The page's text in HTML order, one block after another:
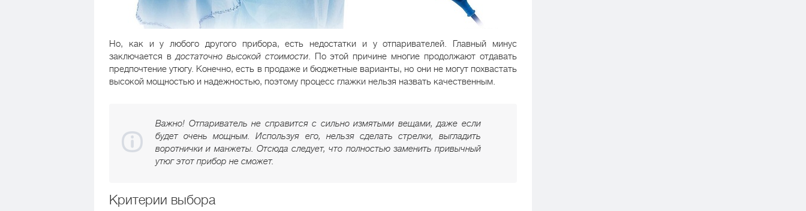
Но, как и у любого другого прибора, есть недостатки и у отпаривателей. Главный минус
заключается в достаточно высокой стоимости. По этой причине многие продолжают отдавать
предпочтение утюгу. Конечно, есть в продаже и бюджетные варианты, но они не могут похвастать
высокой мощностью и надежностью, поэтому процесс глажки нельзя назвать качественным.
Важно! Отпариватель не справится с сильно измятыми вещами, даже если
будет очень мощным. Используя его, нельзя сделать стрелки, выгладить
воротнички и манжеты. Отсюда следует, что полностью заменить привычный
утюг этот прибор не сможет.
Критерии выбора